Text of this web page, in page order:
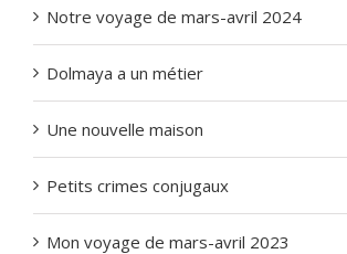
Notre voyage de mars-avril 2024
Dolmaya a un métier
Une nouvelle maison
Petits crimes conjugaux
Mon voyage de mars-avril 2023